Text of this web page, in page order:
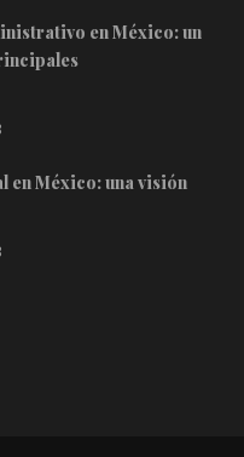
en México: un
en México: una visión